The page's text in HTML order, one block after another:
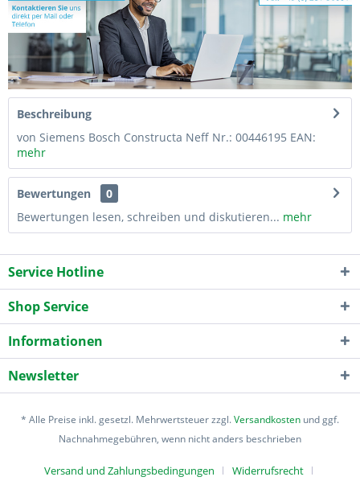
Beschreibung
von Siemens Bosch Constructa Neff Nr.: 00446195 EAN:
mehr
Bewertungen
0
Bewertungen lesen, schreiben und diskutieren... mehr
Service Hotline
Shop Service
Informationen
Newsletter
* Alle Preise inkl. gesetzl. Mehrwertsteuer zzgl.Versandkosten und ggf.
Nachnahmegebühren, wenn nicht anders beschrieben
Versand und Zahlungsbedingungen Widerrufsrecht